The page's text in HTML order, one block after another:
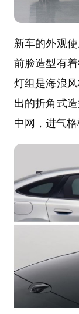
新车的外观
前脸造型有
灯组是海浪
出的折角式
中网，进气格